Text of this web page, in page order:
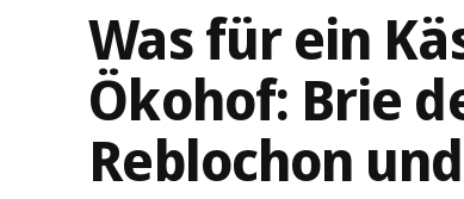
Was für ein
Ökohof: Brie
Reblochon